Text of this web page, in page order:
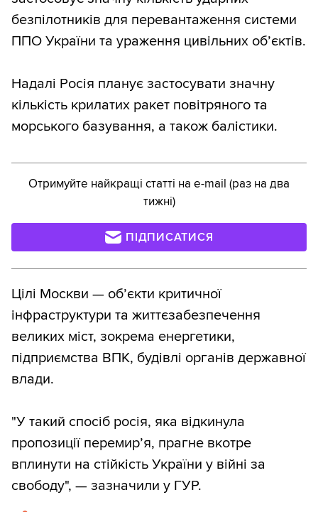
безпілотників для перевантаження системи
ППО України та ураження цивільних обʼєктів.
Надалі Росія планує застосувати значну
кількість крилатих ракет повітряного та
морського базування, а також балістики.
Отримуйте найкращі статті на e-mail (раз на два
тижні)
ПІДПИСАТИСЯ
Цілі Москви — обʼєкти критичної
інфраструктури та життєзабезпечення
великих міст, зокрема енергетики,
підприємства ВПК, будівлі органів державної
влади.
"У такий спосіб росія, яка відкинула
пропозиції перемирʼя, прагне вкотре
вплинути на стійкість України у війні за
свободу", — зазначили у ГУР.